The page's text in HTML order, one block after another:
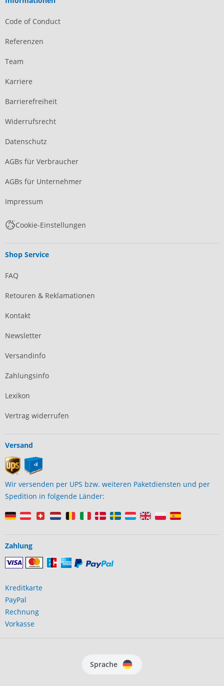
Code of Conduct
Referenzen
Team
Karriere
Barrierefreiheit
Widerrufsrecht
Datenschutz
AGBs für Verbraucher
AGBs für Unternehmer
Impressum
Cookie-Einstellungen
Shop Service
FAQ
Retouren & Reklamationen
Kontakt
Newsletter
Versandinfo
Zahlungsinfo
Lexikon
Vertrag widerrufen
Versand
Wir versenden per UPS bzw. weiteren Paketdiensten und per
Spedition in folgende Länder:
Zahlung
Kreditkarte
PayPal
Rechnung
Vorkasse
Sprache